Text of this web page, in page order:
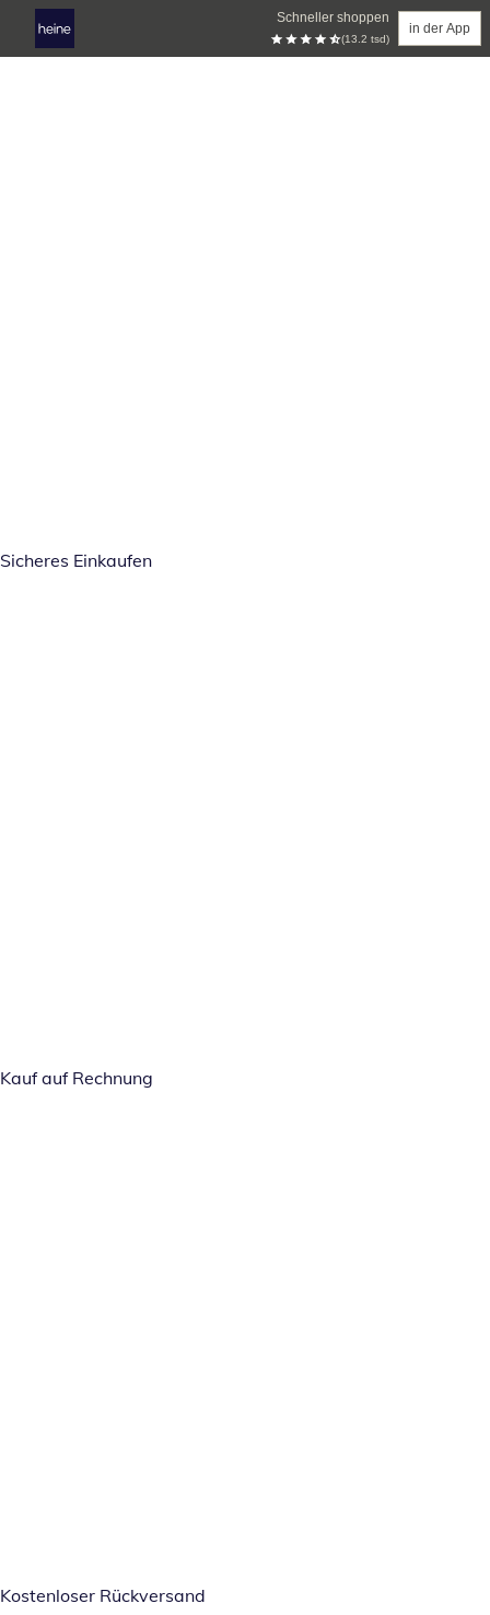
Schneller shoppen
(13.2 tsd)
in der App
Sicheres Einkaufen
Kauf auf Rechnung
Kostenloser Rückversand